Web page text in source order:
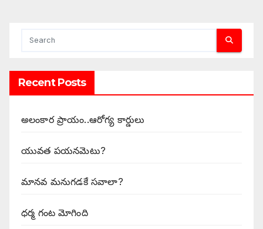
Recent Posts
అలంకార ప్రాయం..ఆరోగ్య కార్డులు
యువత పయనమెటు?
మానవ మనుగడకే సవాలా?
ధర్మ గంట మోగింది